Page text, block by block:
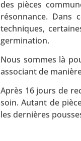
des pièces
résonnance. Dans
techniques,
germination.
Nous sommes là
associant de
Après 16 jours de
soin. Autant de
les dernières